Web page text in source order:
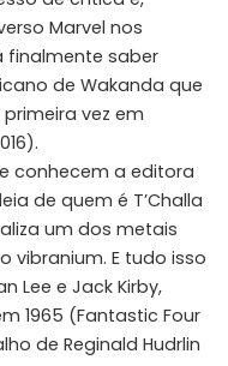
Marvel nos
finalmente saber
de Wakanda que
vez em
conhecem a editora
de quem é T’Challa
um dos metais
vibranium. E tudo isso
Lee e Jack Kirby,
1965 (Fantastic Four
de Reginald Hudrlin